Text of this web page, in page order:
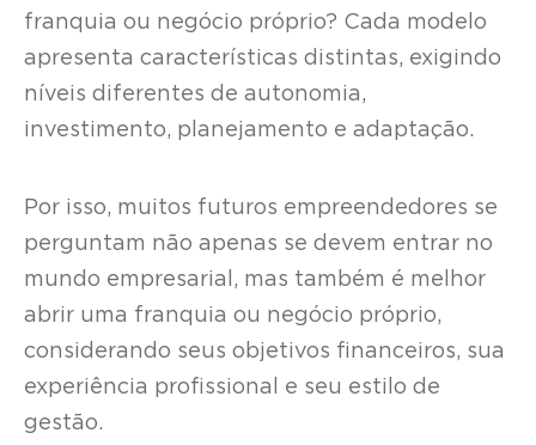
franquia ou negócio próprio? Cada modelo
apresenta características distintas, exigindo
níveis diferentes de autonomia,
investimento, planejamento e adaptação.
Por isso, muitos futuros empreendedores se
perguntam não apenas se devem entrar no
mundo empresarial, mas também é melhor
abrir uma franquia ou negócio próprio,
considerando seus objetivos financeiros, sua
experiência profissional e seu estilo de
gestão.